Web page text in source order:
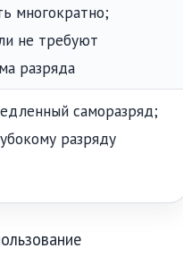
многократно;
не требуют
разряда
саморазряд;
разряду